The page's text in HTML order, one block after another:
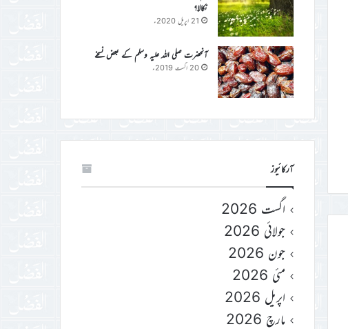
نکالا؟
21 اپریل 2020ء
آنحضرت صلی اللہ علیہ وسلم کے بعض نسخے
20 اگست 2019ء
آرکائیوز
اگست 2026
جولائی 2026
جون 2026
مئی 2026
اپریل 2026
مارچ 2026